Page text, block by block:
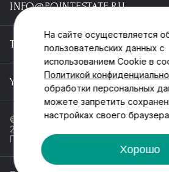
INFO@POINTESTATE.RU
TELEGRAM
YOUTUBE
© ООО «Пойнт эстейт», ИНН
2013-2025
Политика обработки персональных
На сайте осуществляется
пользовательских данных с
использованием Cookie в
Политикой
обработки персональных
можете запретить
настройках своего
Хорошо